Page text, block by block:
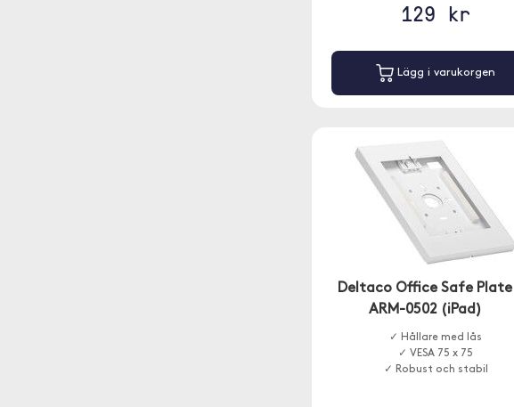
129 kr
Lägg i varukorgen
Deltaco Office Safe Plate
ARM-0502 (iPad)
✓ Hållare med lås
✓ VESA 75 x 75
✓ Robust och stabil